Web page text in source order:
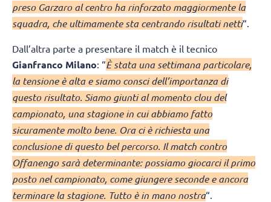
preso Garzaro al centro ha rinforzato maggiormente la
squadra, che ultimamente sta centrando risultati netti“.
Dall’altra parte a presentare il match è il tecnico
Gianfranco Milano: “È stata una settimana particolare,
la tensione è alta e siamo consci dell’importanza di
questo risultato. Siamo giunti al momento clou del
campionato, una stagione in cui abbiamo fatto
sicuramente molto bene. Ora ci è richiesta una
conclusione di questo bel percorso. Il match contro
Offanengo sarà determinante: possiamo giocarci il primo
posto nel campionato, come giungere seconde e ancora
terminare la stagione. Tutto è in mano nostra“.